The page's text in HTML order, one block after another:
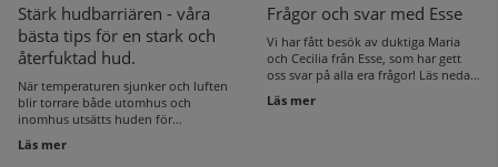
Stärk hudbarriären - våra
bästa tips för en stark och
återfuktad hud.
När temperaturen sjunker och luften
blir torrare både utomhus och
inomhus utsätts huden för
försvarslinje, hudbarriären, är
Läs mer
Frågor och svar med Esse
Vi har fått besök av duktiga Maria
och Cecilia från Esse, som har gett
oss svar på alla era frågor! Läs nedan
perioral dermatit, tonårshud och
Läs mer